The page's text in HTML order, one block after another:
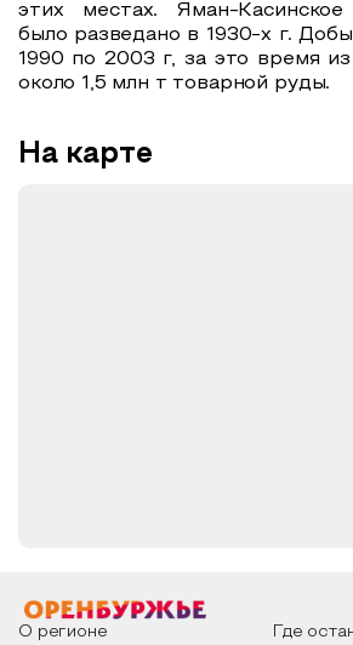
этих местах. Яман-
было разведано в 1930-х г.
1990 по 2003 г, за это время
около 1,5 млн т товарной руды.
На карте
О регионе Где